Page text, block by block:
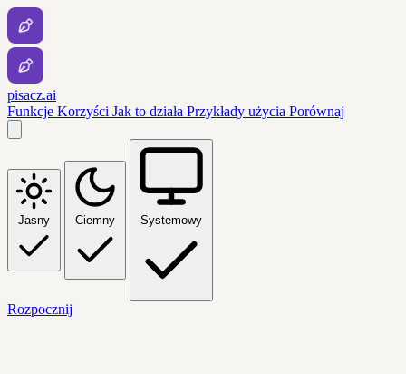
pisacz.ai
Funkcje Korzyści Jak to działa Przykłady użycia Porównaj
Jasny Ciemny Systemowy
Rozpocznij